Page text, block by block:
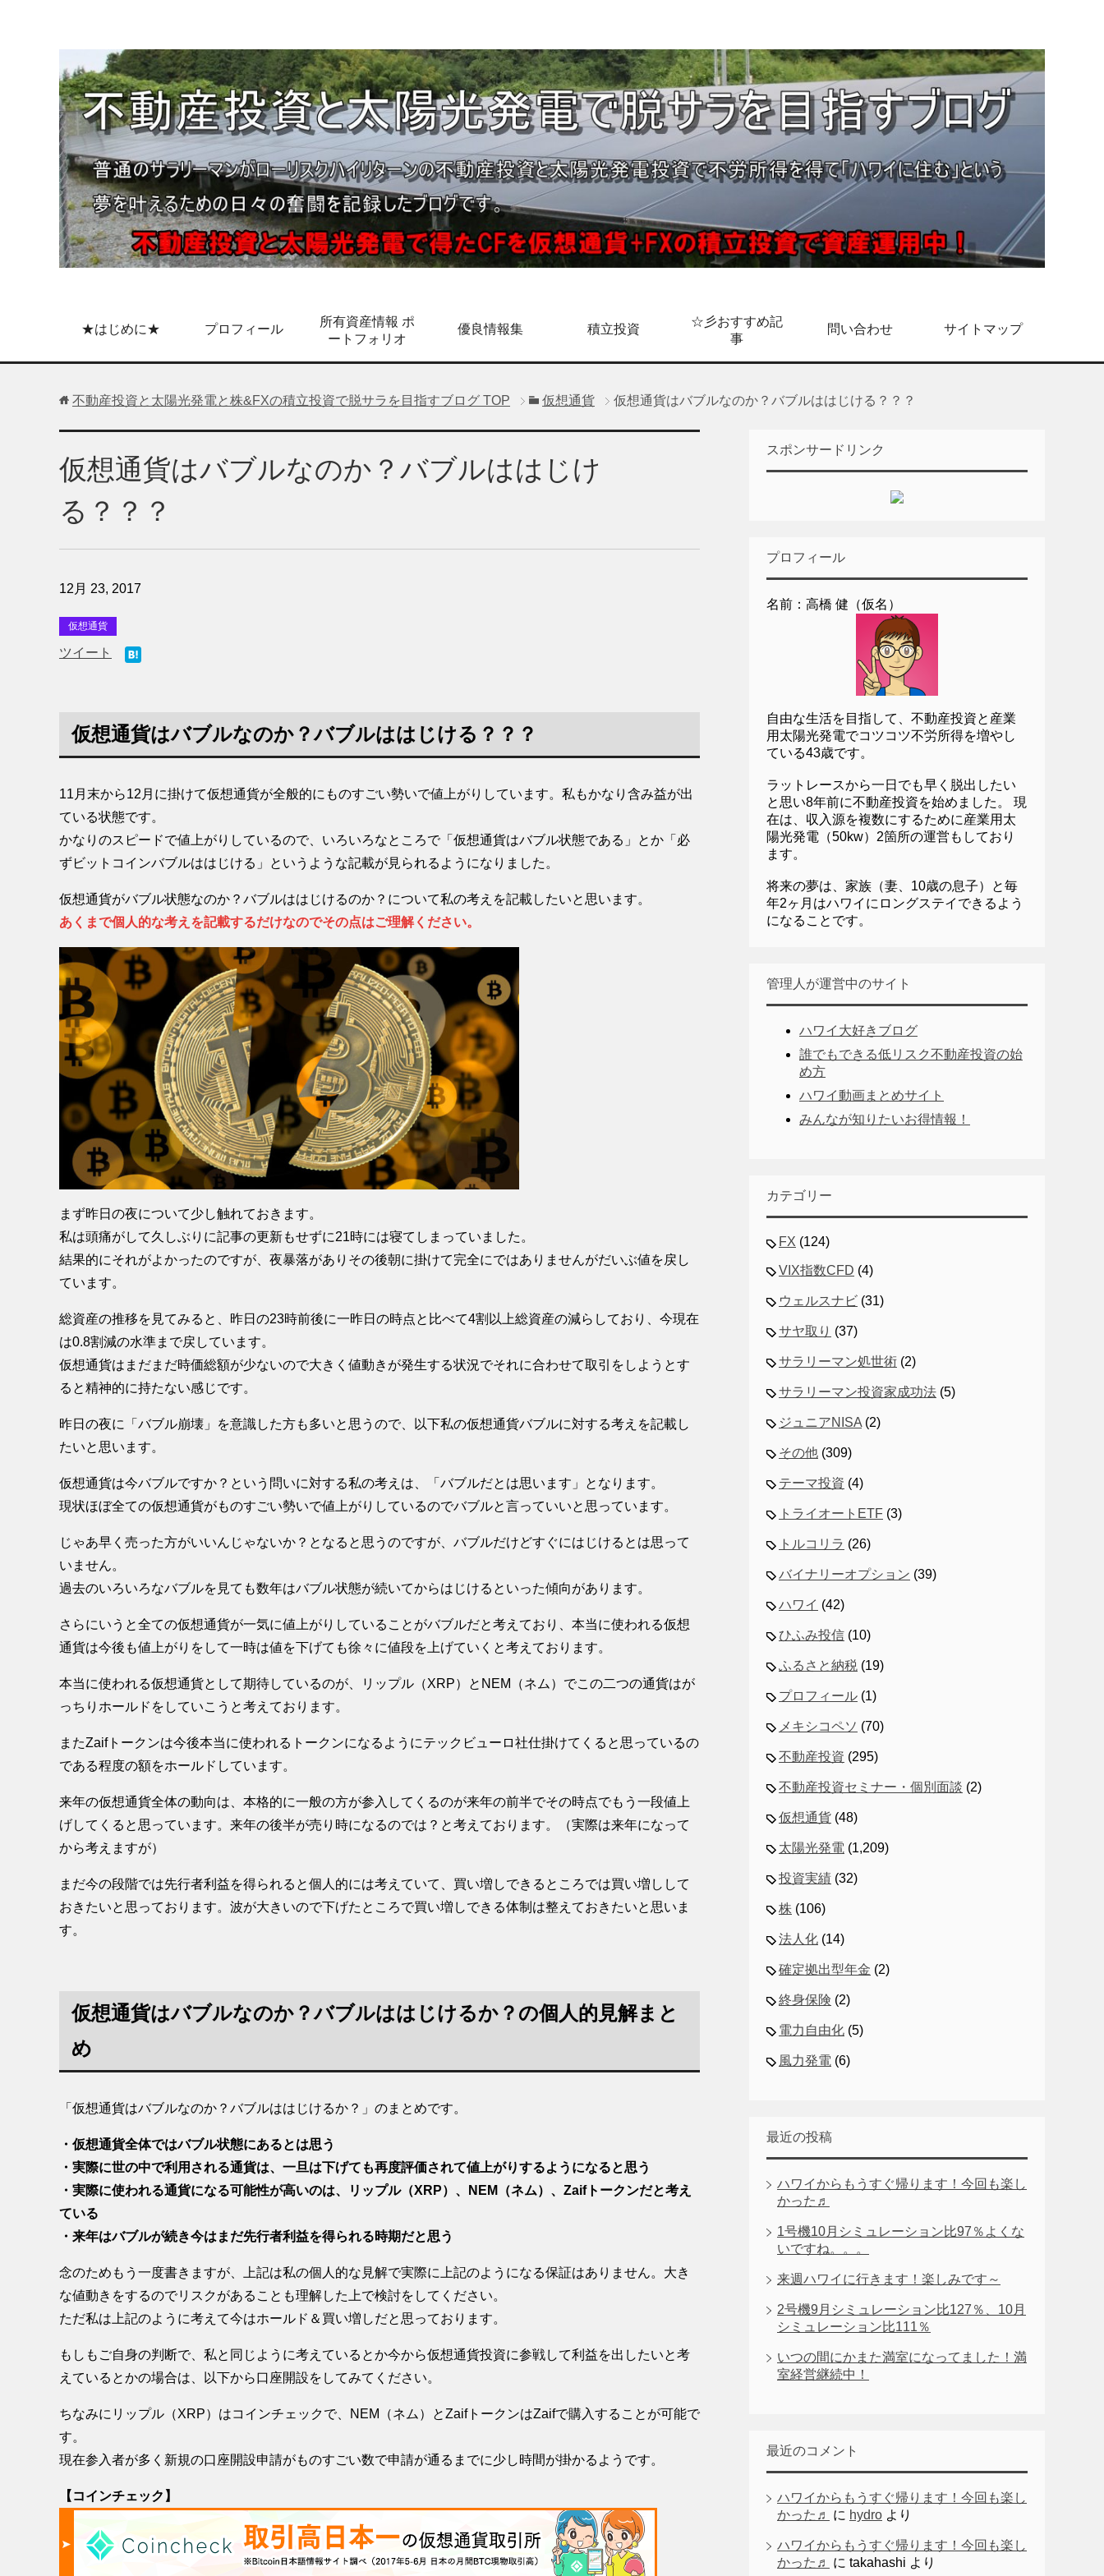
★はじめに★ プロフィール
所有資産情報 ポ
ートフォリオ
優良情報集 積立投資
☆彡おすすめ記
事
問い合わせ サイトマップ
不動産投資と太陽光発電と株&FXの積立投資で脱サラを目指すブログ TOP 仮想通貨 仮想通貨はバブルなのか？バブルははじける？？？
仮想通貨はバブルなのか？バブルははじけ
る？？？
12月 23, 2017
仮想通貨
ツイート
仮想通貨はバブルなのか？バブルははじける？？？
11月末から12月に掛けて仮想通貨が全般的にものすごい勢いで値上がりしています。私もかなり含み益が出
ている状態です。
かなりのスピードで値上がりしているので、いろいろなところで「仮想通貨はバブル状態である」とか「必
ずビットコインバブルははじける」というような記載が見られるようになりました。
仮想通貨がバブル状態なのか？バブルははじけるのか？について私の考えを記載したいと思います。
あくまで個人的な考えを記載するだけなのでその点はご理解ください。
まず昨日の夜について少し触れておきます。
私は頭痛がして久しぶりに記事の更新もせずに21時には寝てしまっていました。
結果的にそれがよかったのですが、夜暴落がありその後朝に掛けて完全にではありませんがだいぶ値を戻し
ています。
総資産の推移を見てみると、昨日の23時前後に一昨日の時点と比べて4割以上総資産の減らしており、今現在
は0.8割減の水準まで戻しています。
仮想通貨はまだまだ時価総額が少ないので大きく値動きが発生する状況でそれに合わせて取引をしようとす
ると精神的に持たない感じです。
昨日の夜に「バブル崩壊」を意識した方も多いと思うので、以下私の仮想通貨バブルに対する考えを記載し
たいと思います。
仮想通貨は今バブルですか？という問いに対する私の考えは、「バブルだとは思います」となります。
現状ほぼ全ての仮想通貨がものすごい勢いで値上がりしているのでバブルと言っていいと思っています。
じゃあ早く売った方がいいんじゃないか？となると思うのですが、バブルだけどすぐにはじけるとは思って
いません。
過去のいろいろなバブルを見ても数年はバブル状態が続いてからはじけるといった傾向があります。
さらにいうと全ての仮想通貨が一気に値上がりしていることがバブルだと考えており、本当に使われる仮想
通貨は今後も値上がりをして一時は値を下げても徐々に値段を上げていくと考えております。
本当に使われる仮想通貨として期待しているのが、リップル（XRP）とNEM（ネム）でこの二つの通貨はが
っちりホールドをしていこうと考えております。
またZaifトークンは今後本当に使われるトークンになるようにテックビューロ社仕掛けてくると思っているの
である程度の額をホールドしています。
来年の仮想通貨全体の動向は、本格的に一般の方が参入してくるのが来年の前半でその時点でもう一段値上
げしてくると思っています。来年の後半が売り時になるのでは？と考えております。（実際は来年になって
から考えますが）
まだ今の段階では先行者利益を得られると個人的には考えていて、買い増しできるところでは買い増しして
おきたいと思っております。波が大きいので下げたところで買い増しできる体制は整えておきたいと思いま
す。
仮想通貨はバブルなのか？バブルははじけるか？の個人的見解まと
め
「仮想通貨はバブルなのか？バブルははじけるか？」のまとめです。
・仮想通貨全体ではバブル状態にあるとは思う
・実際に世の中で利用される通貨は、一旦は下げても再度評価されて値上がりするようになると思う
・実際に使われる通貨になる可能性が高いのは、リップル（XRP）、NEM（ネム）、Zaifトークンだと考え
ている
・来年はバブルが続き今はまだ先行者利益を得られる時期だと思う
念のためもう一度書きますが、上記は私の個人的な見解で実際に上記のようになる保証はありません。大き
な値動きをするのでリスクがあることも理解した上で検討をしてください。
ただ私は上記のように考えて今はホールド＆買い増しだと思っております。
もしもご自身の判断で、私と同じように考えているとか今から仮想通貨投資に参戦して利益を出したいと考
えているとかの場合は、以下から口座開設をしてみてください。
ちなみにリップル（XRP）はコインチェックで、NEM（ネム）とZaifトークンはZaifで購入することが可能で
す。
現在参入者が多く新規の口座開設申請がものすごい数で申請が通るまでに少し時間が掛かるようです。
【コインチェック】
スポンサードリンク
プロフィール
名前：高橋 健（仮名）
自由な生活を目指して、不動産投資と産業
用太陽光発電でコツコツ不労所得を増やし
ている43歳です。
ラットレースから一日でも早く脱出したい
と思い8年前に不動産投資を始めました。 現
在は、収入源を複数にするために産業用太
陽光発電（50kw）2箇所の運営もしており
ます。
将来の夢は、家族（妻、10歳の息子）と毎
年2ヶ月はハワイにロングステイできるよう
になることです。
管理人が運営中のサイト
ハワイ大好きブログ
誰でもできる低リスク不動産投資の始
め方
ハワイ動画まとめサイト
みんなが知りたいお得情報！
カテゴリー
FX (124)
VIX指数CFD (4)
ウェルスナビ (31)
サヤ取り (37)
サラリーマン処世術 (2)
サラリーマン投資家成功法 (5)
ジュニアNISA (2)
その他 (309)
テーマ投資 (4)
トライオートETF (3)
トルコリラ (26)
バイナリーオプション (39)
ハワイ (42)
ひふみ投信 (10)
ふるさと納税 (19)
プロフィール (1)
メキシコペソ (70)
不動産投資 (295)
不動産投資セミナー・個別面談 (2)
仮想通貨 (48)
太陽光発電 (1,209)
投資実績 (32)
株 (106)
法人化 (14)
確定拠出型年金 (2)
終身保険 (2)
電力自由化 (5)
風力発電 (6)
最近の投稿
ハワイからもうすぐ帰ります！今回も楽し
かった♬
1号機10月シミュレーション比97％よくな
いですね。。。
来週ハワイに行きます！楽しみです～
2号機9月シミュレーション比127％、10月
シミュレーション比111％
いつの間にかまた満室になってました！満
室経営継続中！
最近のコメント
ハワイからもうすぐ帰ります！今回も楽し
かった♬
に hydro より
ハワイからもうすぐ帰ります！今回も楽し
かった♬
に takahashi より